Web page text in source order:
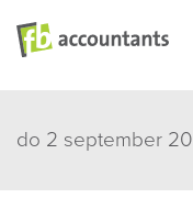
do 2 september